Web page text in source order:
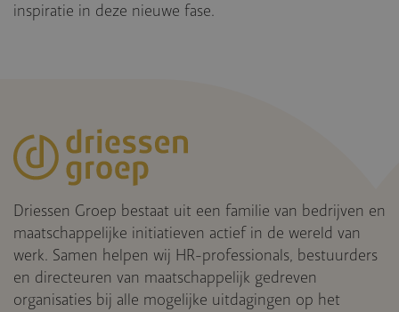
inspiratie in deze nieuwe fase.
Driessen Groep bestaat uit een familie van bedrijven en
maatschappelijke initiatieven actief in de wereld van
werk. Samen helpen wij HR-professionals, bestuurders
en directeuren van maatschappelijk gedreven
organisaties bij alle mogelijke uitdagingen op het